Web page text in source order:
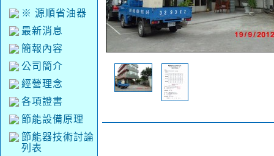
※ 源順省油器
最新消息
簡報內容
公司簡介
經營理念
各項證書
節能設備原理
節能器技術討論
列表